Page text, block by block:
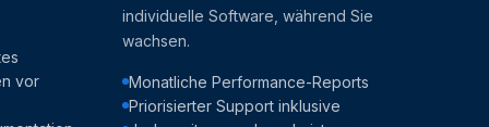
vor
individuelle Software, während Sie
wachsen.
Monatliche Performance-Reports
Priorisierter Support inklusive